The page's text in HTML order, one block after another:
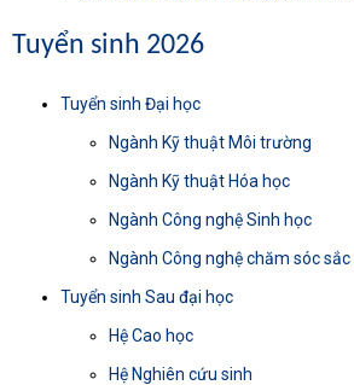
Tuyển sinh 2026
Tuyển sinh Đại học
Ngành Kỹ thuật Môi trường
Ngành Kỹ thuật Hóa học
Ngành Công nghệ Sinh học
Ngành Công nghệ chăm sóc
Tuyển sinh Sau đại học
Hệ Cao học
Hệ Nghiên cứu sinh